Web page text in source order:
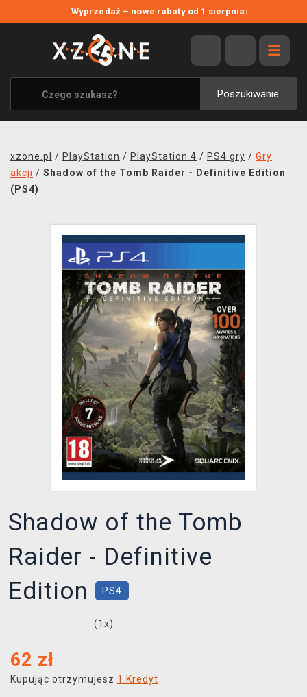
Wyprzedaż – nowe rabaty od 1 sierpnia›
Poszukiwanie
WYPRZEDAŻ
WSZYSTKIE MARKI
XZONE ORIGINALS
UBRANIA I AKCESORIA
SOUNDTRACKI
TRANSPORT
XZONE KLUB
xzone.pl / PlayStation / PlayStation 4 / PS4 gry / Gry
akcji / Shadow of the Tomb Raider - Definitive Edition
(PS4)
Shadow of the Tomb
Raider - Definitive
Edition
PS4
(1 x)
62 zł
Kupując otrzymujesz 1 Kredyt